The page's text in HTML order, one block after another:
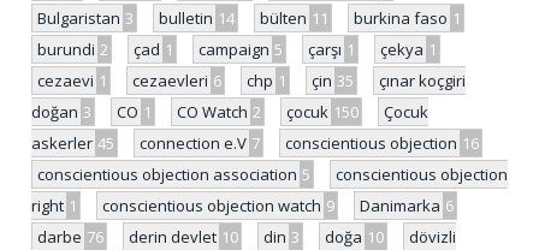
Bulgaristan 3 bulletin 14 bülten 11 burkina faso 1
burundi 2 çad 1 campaign 5 çarşı 1 çekya 1
cezaevi 1 cezaevleri 6 chp 1 çin 35
çınar koçgiri
doğan 3 CO 1 CO Watch 2 çocuk 150
Çocuk
askerler 45 connection e.V 7 conscientious objection 16
conscientious objection association 5
conscientious objection
right 1 conscientious objection watch 9 Danimarka 6
darbe 76 derin devlet 10 din 3 doğa 10
dövizli